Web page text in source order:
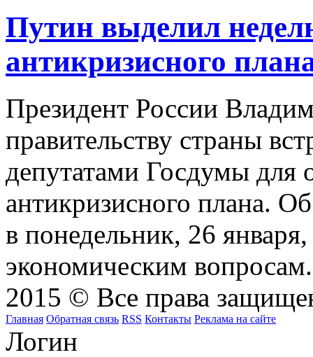
Путин выделил
антикризисного
Президент России
правительству страны
депутатами Госдумы для
антикризисного плана. Об
в понедельник, 26
экономическим вопросам.
2015 © Все права
Главная Обратная связь RSS Контакты Реклама на сайте
Логин